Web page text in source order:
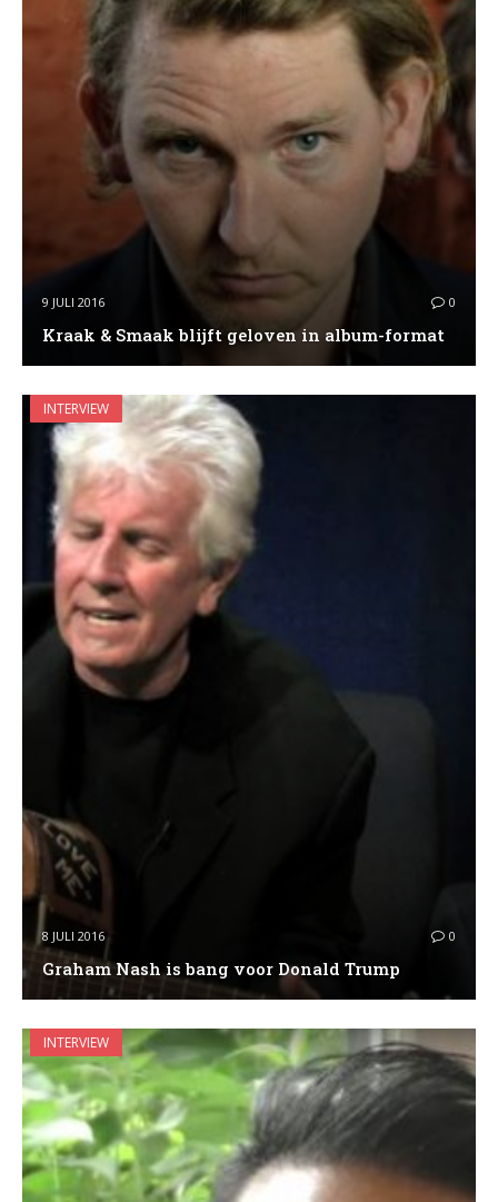
9 JULI 2016 0
Kraak & Smaak blijft geloven in album-format
INTERVIEW
8 JULI 2016 0
Graham Nash is bang voor Donald Trump
INTERVIEW